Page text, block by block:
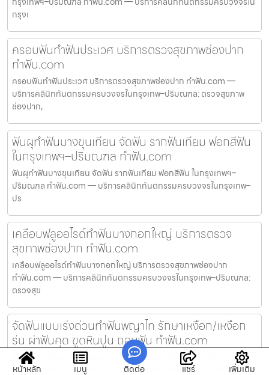
กรุงเ
ครอบฟันทำฟันประเวศ บริการตรวจสุขภาพช่องปาก
ทำฟัน.com
ครอบฟันทำฟันประเวศ บริการตรวจสุขภาพช่องปาก ทำฟัน.com —
บริการคลินิกทันตกรรมครบวงจรในกรุงเทพ–ปริมณฑล: ตรวจสุขภาพ
ช่องปาก,
ฟันผุทำฟันบางขุนเทียน จัดฟัน รากฟันเทียม ฟอกสีฟัน
ในกรุงเทพฯ–ปริมณฑล ทำฟัน.com
ฟันผุทำฟันบางขุนเทียน จัดฟัน รากฟันเทียม ฟอกสีฟัน ในกรุงเทพฯ–
ปริมณฑล ทำฟัน.com — บริการคลินิกทันตกรรมครบวงจรในกรุงเทพ–
ปร
เคลือบฟลูออไรด์ทำฟันบางกอกใหญ่ บริการตรวจ
สุขภาพช่องปาก ทำฟัน.com
เคลือบฟลูออไรด์ทำฟันบางกอกใหญ่ บริการตรวจสุขภาพช่องปาก
ทำฟัน.com — บริการคลินิกทันตกรรมครบวงจรในกรุงเทพ–ปริมณฑล:
ตรวจสุข
จัดฟันแบบเร่งด่วนทำฟันพญาไท รักษาเหงือก/เหงือก
ร่น ผ่าฟันคุด ขูดหินปูน ถอนฟัน ทำฟัน.com
จัดฟันแบบเร่งด่วนทำฟันพญาไท รักษาเหงือก/เหงือกร่น ผ่าฟันคุด ขูด
หินปูน ถอนฟัน ทำฟัน.com — บริการคลินิกทันตกรรมครบวงจรในกร
หน้าหลัก เมนู ติดต่อ แชร์ เพิ่มเติม